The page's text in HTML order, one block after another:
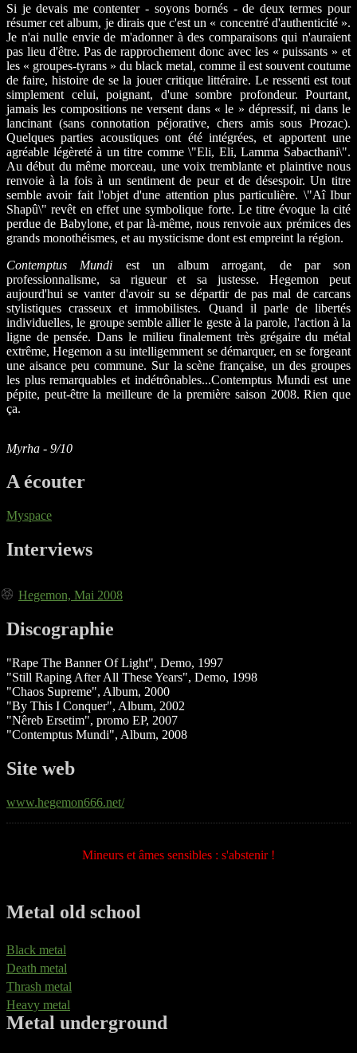
Si je devais me contenter - soyons bornés - de deux termes pour
résumer cet album, je dirais que c'est un « concentré d'authenticité ».
Je n'ai nulle envie de m'adonner à des comparaisons qui n'auraient
pas lieu d'être. Pas de rapprochement donc avec les « puissants » et
les « groupes-tyrans » du black metal, comme il est souvent coutume
de faire, histoire de se la jouer critique littéraire. Le ressenti est tout
simplement celui, poignant, d'une sombre profondeur. Pourtant,
jamais les compositions ne versent dans « le » dépressif, ni dans le
lancinant (sans connotation péjorative, chers amis sous Prozac).
Quelques parties acoustiques ont été intégrées, et apportent une
agréable légèreté à un titre comme \"Eli, Eli, Lamma Sabacthani\".
Au début du même morceau, une voix tremblante et plaintive nous
renvoie à la fois à un sentiment de peur et de désespoir. Un titre
semble avoir fait l'objet d'une attention plus particulière. \"Aî Ibur
Shapû\" revêt en effet une symbolique forte. Le titre évoque la cité
perdue de Babylone, et par là-même, nous renvoie aux prémices des
grands monothéismes, et au mysticisme dont est empreint la région.
Contemptus Mundi est un album arrogant, de par son
professionnalisme, sa rigueur et sa justesse. Hegemon peut
aujourd'hui se vanter d'avoir su se départir de pas mal de carcans
stylistiques crasseux et immobilistes. Quand il parle de libertés
individuelles, le groupe semble allier le geste à la parole, l'action à la
ligne de pensée. Dans le milieu finalement très grégaire du métal
extrême, Hegemon a su intelligemment se démarquer, en se forgeant
une aisance peu commune. Sur la scène française, un des groupes
les plus remarquables et indétrônables...Contemptus Mundi est une
pépite, peut-être la meilleure de la première saison 2008. Rien que
ça.
Myrha - 9/10
A écouter
Myspace
Interviews
Hegemon, Mai 2008
Discographie
"Rape The Banner Of Light", Demo, 1997
"Still Raping After All These Years", Demo, 1998
"Chaos Supreme", Album, 2000
"By This I Conquer", Album, 2002
"Nêreb Ersetim", promo EP, 2007
"Contemptus Mundi", Album, 2008
Site web
www.hegemon666.net/
Mineurs et âmes sensibles : s'abstenir !
Metal old school
Black metal
Death metal
Thrash metal
Heavy metal
Metal underground